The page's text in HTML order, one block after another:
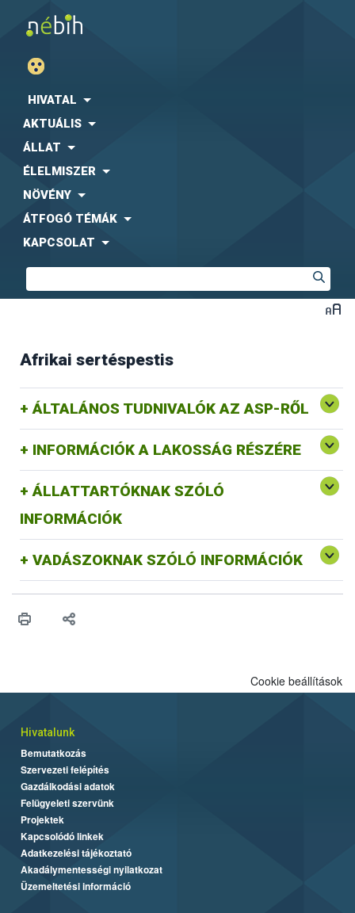
HIVATAL
AKTUÁLIS
ÁLLAT
ÉLELMISZER
NÖVÉNY
ÁTFOGÓ TÉMÁK
KAPCSOLAT
Afrikai sertéspestis
ÁLTALÁNOS TUDNIVALÓK AZ ASP-RŐL
INFORMÁCIÓK A LAKOSSÁG RÉSZÉRE
ÁLLATTARTÓKNAK SZÓLÓ
INFORMÁCIÓK
VADÁSZOKNAK SZÓLÓ INFORMÁCIÓK
Cookie beállítások
Hivatalunk
Bemutatkozás
Szervezeti felépítés
Gazdálkodási adatok
Felügyeleti szervünk
Projektek
Kapcsolódó linkek
Adatkezelési tájékoztató
Akadálymentességi nyilatkozat
Üzemeltetési információ